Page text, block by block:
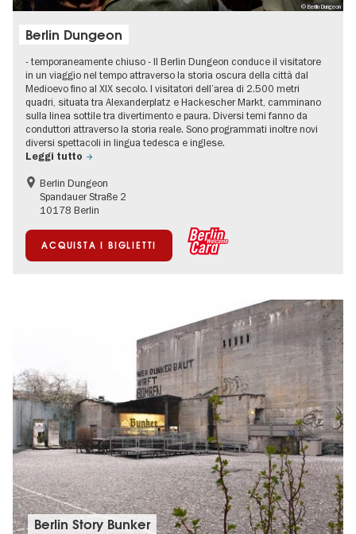
© Berlin Dungeon
Berlin Dungeon
- temporaneamente chiuso - Il Berlin Dungeon conduce il visitatore
in un viaggio nel tempo attraverso la storia oscura della città dal
Medioevo fino al XIX secolo. I visitatori dell’area di 2.500 metri
quadri, situata tra Alexanderplatz e Hackescher Markt, camminano
sulla linea sottile tra divertimento e paura. Diversi temi fanno da
conduttori attraverso la storia reale. Sono programmati inoltre novi
diversi spettacoli in lingua tedesca e inglese.
Leggi tutto
Berlin Dungeon
Spandauer Straße 2
10178 Berlin
ACQUISTA I BIGLIETTI
Berlin Story Bunker